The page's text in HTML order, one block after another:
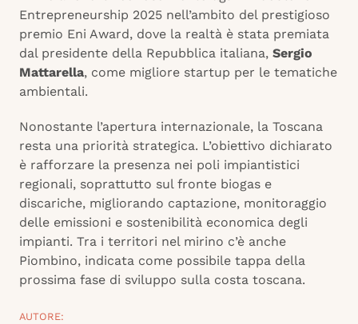
Entrepreneurship 2025 nell’ambito del prestigioso
premio Eni Award, dove la realtà è stata premiata
dal presidente della Repubblica italiana, Sergio
Mattarella, come migliore startup per le tematiche
ambientali.
Nonostante l’apertura internazionale, la Toscana
resta una priorità strategica. L’obiettivo dichiarato
è rafforzare la presenza nei poli impiantistici
regionali, soprattutto sul fronte biogas e
discariche, migliorando captazione, monitoraggio
delle emissioni e sostenibilità economica degli
impianti. Tra i territori nel mirino c’è anche
Piombino, indicata come possibile tappa della
prossima fase di sviluppo sulla costa toscana.
AUTORE: